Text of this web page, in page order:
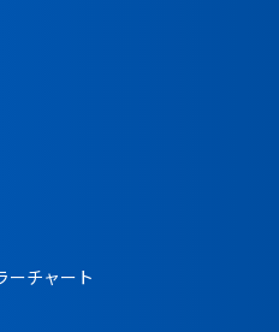
ーチャート